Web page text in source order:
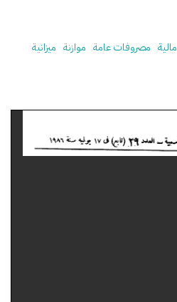
مالية مصروفات عامة موازنة ميزانية